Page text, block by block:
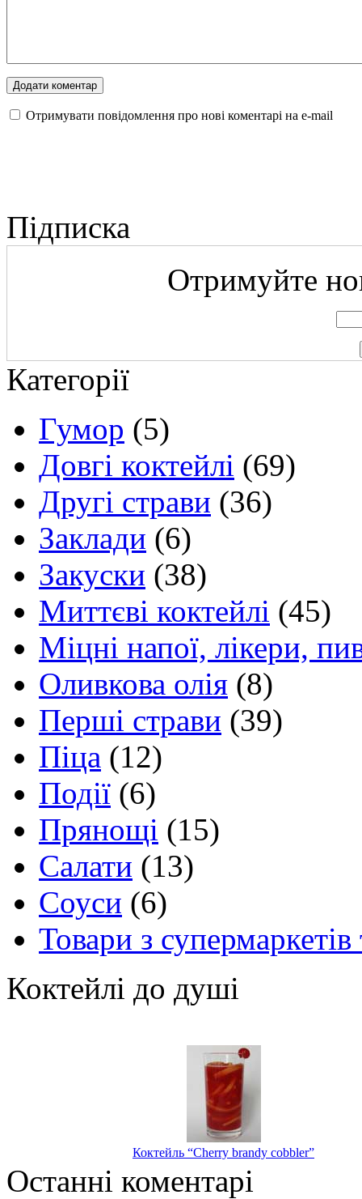
Отримувати повідомлення про нові коментарі на е-mail
Підписка
Отримуйте
Категорії
Гумор (5)
Довгі коктейлі (69)
Другі страви (36)
Заклади (6)
Закуски (38)
Миттєві коктейлі (45)
Міцні напої, лікери,
Оливкова олія (8)
Перші страви (39)
Піца (12)
Події (6)
Прянощі (15)
Салати (13)
Соуси (6)
Товари з супермаркетів
Коктейлі до душі
Коктейль “Cherry brandy cobbler”
Останні коментарі